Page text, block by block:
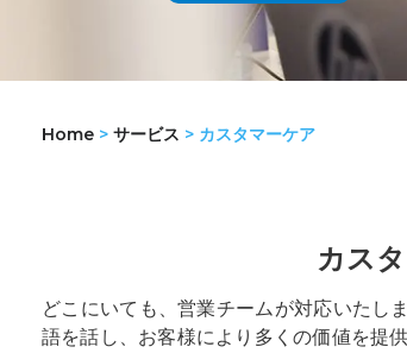
Home > サービス > カスタマーケア
カス
どこにいても、営業チームが対応いた
語を話し、お客様により多くの価値を提